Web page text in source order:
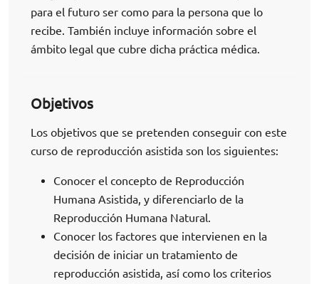
para el futuro ser como para la persona que lo
recibe. También incluye información sobre el
ámbito legal que cubre dicha práctica médica.
Objetivos
Los objetivos que se pretenden conseguir con este
curso de reproducción asistida son los siguientes:
Conocer el concepto de Reproducción
Humana Asistida, y diferenciarlo de la
Reproducción Humana Natural.
Conocer los factores que intervienen en la
decisión de iniciar un tratamiento de
reproducción asistida, así como los criterios